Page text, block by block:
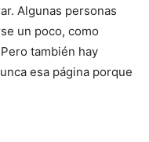
Algunas personas
un poco, como
también hay
esa página porque